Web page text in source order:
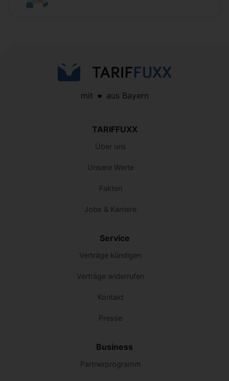
mit aus Bayern
TARIFFUXX
Über uns
Unsere Werte
Fakten
Jobs & Karriere
Service
Verträge kündigen
Verträge widerrufen
Kontakt
Presse
Business
Partnerprogramm